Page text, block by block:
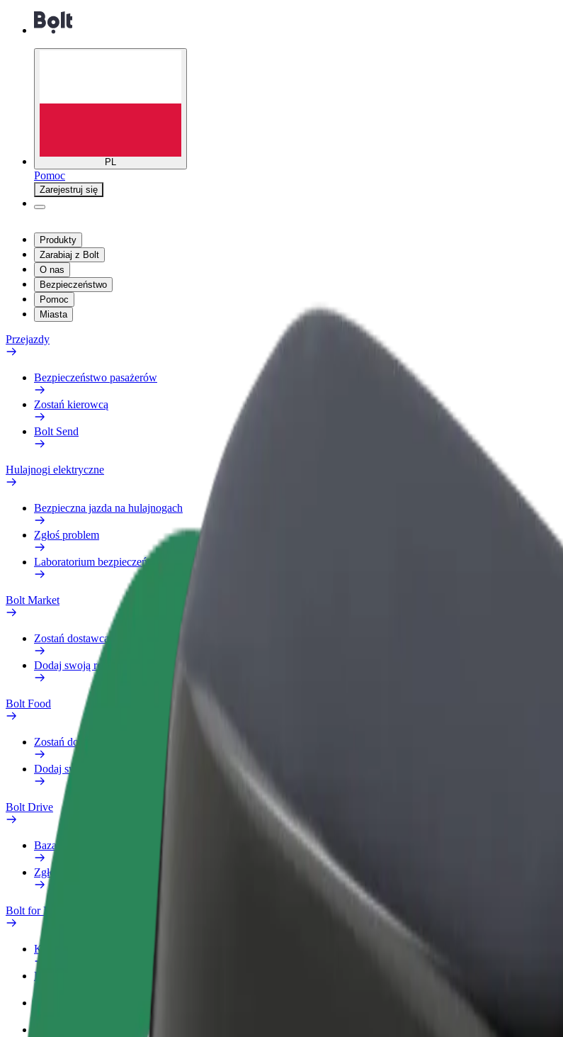
PL
Pomoc
Zarejestruj się
Produkty
Zarabiaj z Bolt
O nas
Bezpieczeństwo
Pomoc
Miasta
Przejazdy
Bezpieczeństwo pasażerów
Zostań kierowcą
Bolt Send
Hulajnogi elektryczne
Bezpieczna jazda na hulajnogach
Zgłoś problem
Laboratorium bezpieczeństwa
Bolt Market
Zostań dostawcą
Dodaj swoją restaurację lub sklep
Bolt Food
Zostań dostawcą
Dodaj swoją restaurację lub sklep
Bolt Drive
Baza wiedzy
Zgłoś pojazd
Bolt for Business
Korzyści
Profil służbowy